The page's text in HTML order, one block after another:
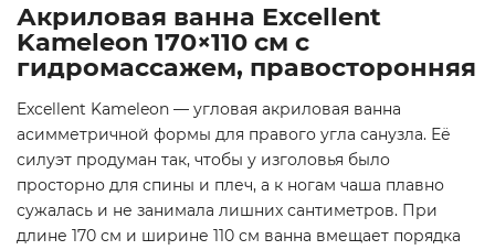
Акриловая ванна Excellent
Kameleon 170×110 см с
гидромассажем, правосторонняя
Excellent Kameleon — угловая акриловая ванна
асимметричной формы для правого угла санузла. Её
силуэт продуман так, чтобы у изголовья было
просторно для спины и плеч, а к ногам чаша плавно
сужалась и не занимала лишних сантиметров. При
длине 170 см и ширине 110 см ванна вмещает порядка